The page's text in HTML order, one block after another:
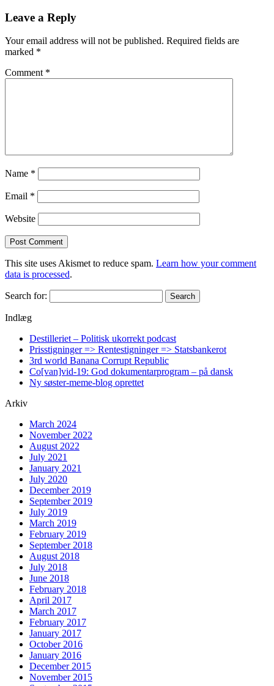
Leave a Reply
Your email address will not be published. Required fields are
marked *
Comment *
Name *
Email *
Website
This site uses Akismet to reduce spam. Learn how your comment
data is processed.
Search for:
Indlæg
Destilleriet – Politisk ukorrekt podcast
Prisstigninger => Rentestigninger => Statsbankerot
3rd world Banana Corrupt Republic
Co[van]vid-19: God dokumentarprogram – på dansk
Ny søster-meme-blog oprettet
Arkiv
March 2024
November 2022
August 2022
July 2021
January 2021
July 2020
December 2019
September 2019
July 2019
March 2019
February 2019
September 2018
August 2018
July 2018
June 2018
February 2018
April 2017
March 2017
February 2017
January 2017
October 2016
January 2016
December 2015
November 2015